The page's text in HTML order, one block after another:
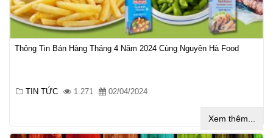
Thông Tin Bán Hàng Tháng 4 Năm 2024 Cùng Nguyên Hà Food
TIN TỨC 1.271 02/04/2024
Xem thêm...